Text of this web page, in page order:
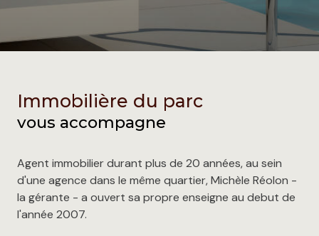
Immobilière du parc
vous accompagne
Agent immobilier durant plus de 20 années, au sein
d'une agence dans le même quartier, Michèle Réolon -
la gérante - a ouvert sa propre enseigne au debut de
l'année 2007.